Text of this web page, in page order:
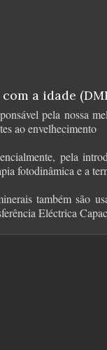
a idade
pela nossa
ao envelhecimento
pela
fotodinâmica e a
também são
Eléctrica